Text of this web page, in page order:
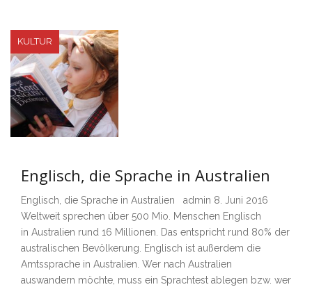
KULTUR
Englisch, die Sprache in Australien
Englisch, die Sprache in Australien admin 8. Juni 2016
Weltweit sprechen über 500 Mio. Menschen Englisch
in Australien rund 16 Millionen. Das entspricht rund 80% der
australischen Bevölkerung. Englisch ist außerdem die
Amtssprache in Australien. Wer nach Australien
auswandern möchte, muss ein Sprachtest ablegen bzw. wer